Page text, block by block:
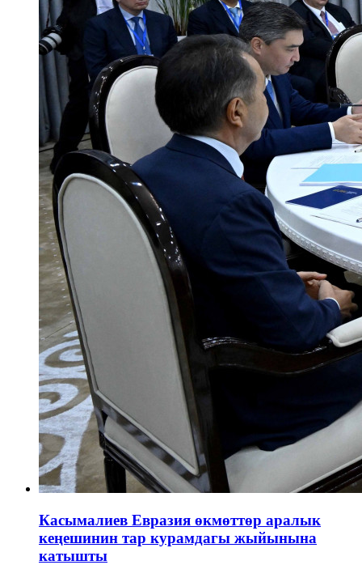
Касымалиев Евразия өкмөттөр аралык
кеңешинин тар курамдагы жыйынына
катышты